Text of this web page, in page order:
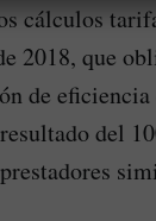
cálculos
2018, que
de
del